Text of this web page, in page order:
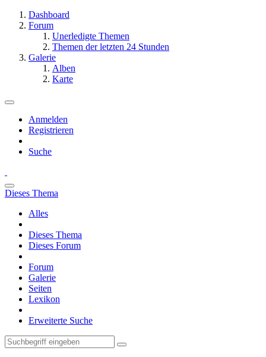
Dashboard
Forum
Unerledigte Themen
Themen der letzten 24 Stunden
Galerie
Alben
Karte
Anmelden
Registrieren
Suche
Dieses Thema
Alles
Dieses Thema
Dieses Forum
Forum
Galerie
Seiten
Lexikon
Erweiterte Suche